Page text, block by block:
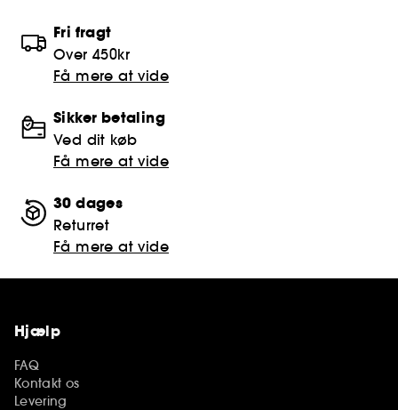
Fri fragt
Over 450kr
Få mere at vide
Sikker betaling
Ved dit køb
Få mere at vide
30 dages
Returret
Få mere at vide
Hjælp
FAQ
Kontakt os
Levering